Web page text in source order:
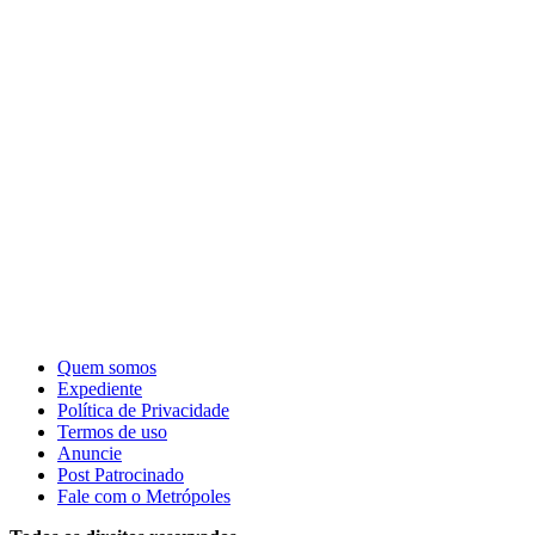
Quem somos
Expediente
Política de Privacidade
Termos de uso
Anuncie
Post Patrocinado
Fale com o Metrópoles